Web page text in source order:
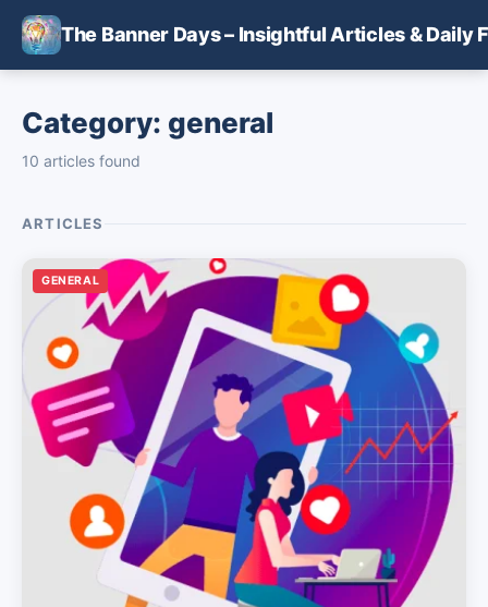
Skip to main content
The Banner Days – Insightful Articles & Daily
Category: general
10 articles found
ARTICLES
GENERAL